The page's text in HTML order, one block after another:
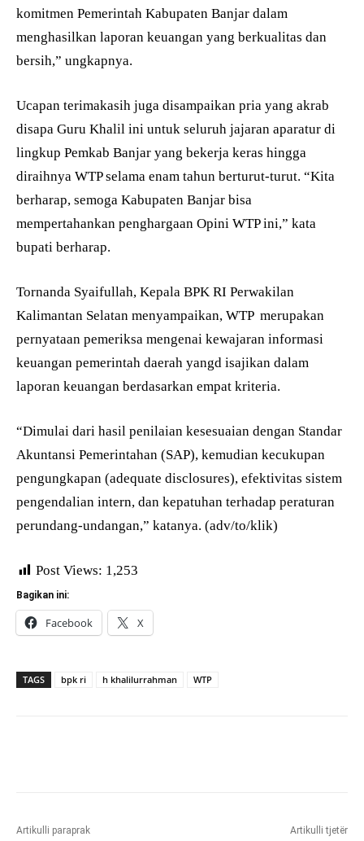
komitmen Pemerintah Kabupaten Banjar dalam
menghasilkan laporan keuangan yang berkualitas dan
bersih,” ungkapnya.
Ucapan terimakasih juga disampaikan pria yang akrab
disapa Guru Khalil ini untuk seluruh jajaran aparatur di
lingkup Pemkab Banjar yang bekerja keras hingga
diraihnya WTP selama enam tahun berturut-turut. “Kita
berharap, semoga Kabupaten Banjar bisa
mempertahankan penghargaan Opini WTP ini,” kata
bupati berharap.
Tornanda Syaifullah, Kepala BPK RI Perwakilan
Kalimantan Selatan menyampaikan, WTP merupakan
pernyataan pemeriksa mengenai kewajaran informasi
keuangan pemerintah daerah yangd isajikan dalam
laporan keuangan berdasarkan empat kriteria.
“Dimulai dari hasil penilaian kesesuaian dengan Standar
Akuntansi Pemerintahan (SAP), kemudian kecukupan
pengungkapan (adequate disclosures), efektivitas sistem
pengendalian intern, dan kepatuhan terhadap peraturan
perundang-undangan,” katanya. (adv/to/klik)
Post Views: 1,253
Bagikan ini:
Facebook X
TAGS bpk ri h khalilurrahman WTP
Artikulli paraprak Artikulli tjetër